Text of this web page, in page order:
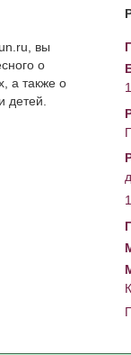
вы
о
а также о
детей.